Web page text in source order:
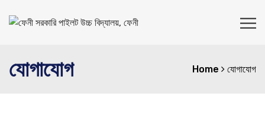
যোগাযোগ Home যোগাযোগ